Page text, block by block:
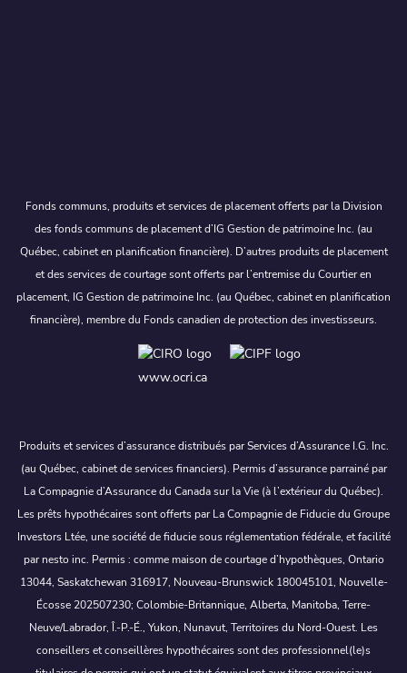
Fonds communs, produits et services de placement offerts par la Division
des fonds communs de placement d’IG Gestion de patrimoine Inc. (au
Québec, cabinet en planification financière). D’autres produits de placement
et des services de courtage sont offerts par l’entremise du Courtier en
placement, IG Gestion de patrimoine Inc. (au Québec, cabinet en planification
financière), membre du Fonds canadien de protection des investisseurs.
www.ocri.ca
Produits et services d’assurance distribués par Services d’Assurance I.G. Inc.
(au Québec, cabinet de services financiers). Permis d’assurance parrainé par
La Compagnie d’Assurance du Canada sur la Vie (à l’extérieur du Québec).
Les prêts hypothécaires sont offerts par La Compagnie de Fiducie du Groupe
Investors Ltée, une société de fiducie sous réglementation fédérale, et facilité
par nesto inc. Permis : comme maison de courtage d’hypothèques, Ontario
13044, Saskatchewan 316917, Nouveau-Brunswick 180045101, Nouvelle-
Écosse 202507230; Colombie-Britannique, Alberta, Manitoba, Terre-
Neuve/Labrador, Î.-P.-É., Yukon, Nunavut, Territoires du Nord-Ouest. Les
conseillers et conseillères hypothécaires sont des professionnel(le)s